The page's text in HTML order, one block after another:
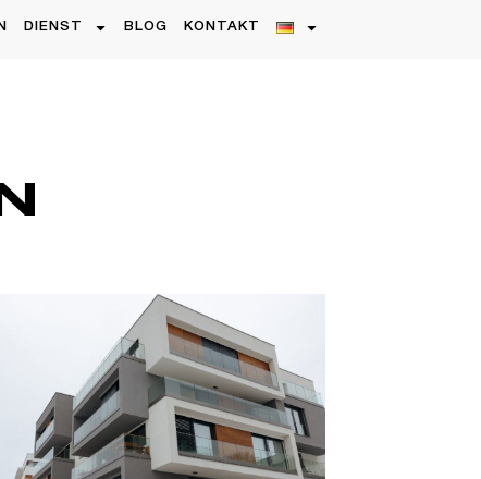
DIENST BLOG KONTAKT